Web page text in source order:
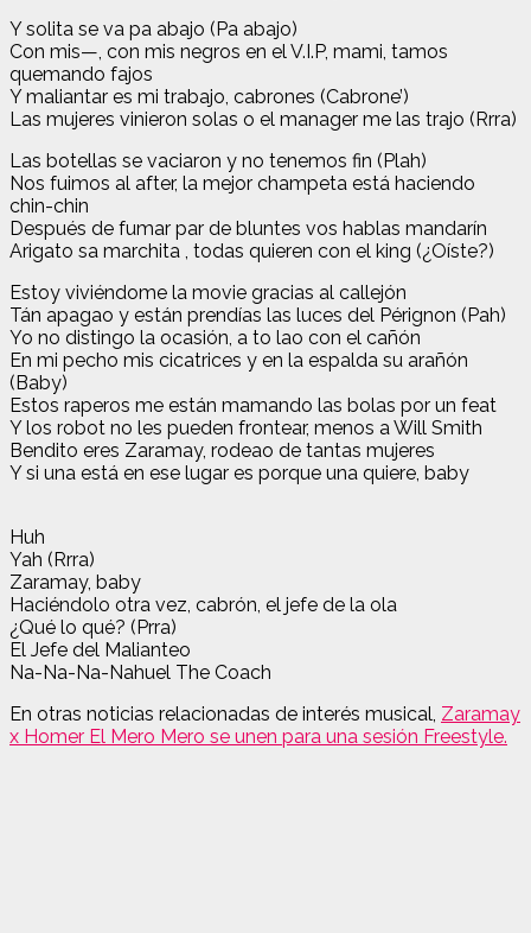
Y solita se va pa abajo (Pa abajo)
Con mis—, con mis negros en el V.I.P, mami, tamos
quemando fajos
Y maliantar es mi trabajo, cabrones (Cabrone’)
Las mujeres vinieron solas o el manager me las trajo (Rrra)
Las botellas se vaciaron y no tenemos fin (Plah)
Nos fuimos al after, la mejor champeta está haciendo
chin-chin
Después de fumar par de bluntes vos hablas mandarín
Arigato sa marchita , todas quieren con el king (¿Oíste?)
Estoy viviéndome la movie gracias al callejón
Tán apagao y están prendías las luces del Pérignon (Pah)
Yo no distingo la ocasión, a to lao con el cañón
En mi pecho mis cicatrices y en la espalda su arañón
(Baby)
Estos raperos me están mamando las bolas por un feat
Y los robot no les pueden frontear, menos a Will Smith
Bendito eres Zaramay, rodeao de tantas mujeres
Y si una está en ese lugar es porque una quiere, baby
Huh
Yah (Rrra)
Zaramay, baby
Haciéndolo otra vez, cabrón, el jefe de la ola
¿Qué lo qué? (Prra)
El Jefe del Malianteo
Na-Na-Na-Nahuel The Coach
En otras noticias relacionadas de interés musical, Zaramay
x Homer El Mero Mero se unen para una sesión Freestyle.